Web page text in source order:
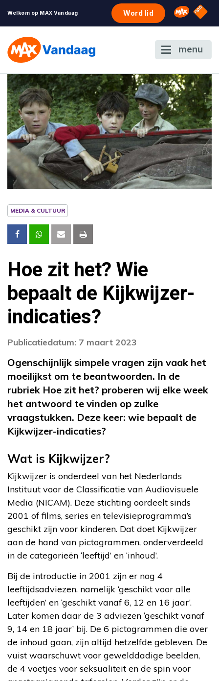
Welkom op MAX Vandaag Word lid Omroep
NPO
menu
MEDIA & CULTUUR
Hoe zit het? Wie
bepaalt de Kijkwijzer-
indicaties?
Publicatiedatum: 7 maart 2023
Ogenschijnlijk simpele vragen zijn vaak het
moeilijkst om te beantwoorden. In de
rubriek Hoe zit het? proberen wij elke week
het antwoord te vinden op zulke
vraagstukken. Deze keer: wie bepaalt de
Kijkwijzer-indicaties?
Wat is Kijkwijzer?
Kijkwijzer is onderdeel van het Nederlands
Instituut voor de Classificatie van Audiovisuele
Media (NICAM). Deze stichting oordeelt sinds
2001 of films, series en televisieprogramma’s
geschikt zijn voor kinderen. Dat doet Kijkwijzer
aan de hand van pictogrammen, onderverdeeld
in de categorieën ‘leeftijd’ en ‘inhoud’.
Bij de introductie in 2001 zijn er nog 4
leeftijdsadviezen, namelijk ‘geschikt voor alle
leeftijden’ en ‘geschikt vanaf 6, 12 en 16 jaar’.
Later komen daar de 3 adviezen ‘geschikt vanaf
9, 14 en 18 jaar’ bij. De 6 pictogrammen die over
de inhoud gaan, zijn altijd hetzelfde gebleven. De
vuist waarschuwt voor gewelddadige beelden,
de 4 voetjes voor seksualiteit en de spin voor